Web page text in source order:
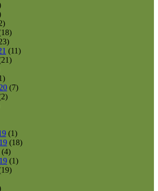
(11)
(7)
(1)
(18)
(4)
(1)